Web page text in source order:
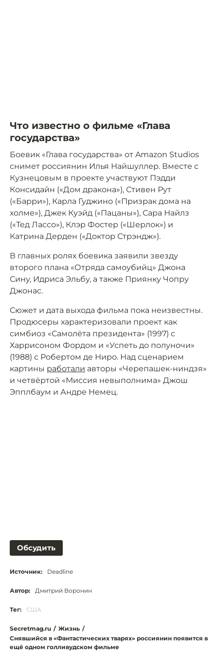
Что известно о фильме «Глава
государства»
Боевик «Глава государства» от Amazon Studios
снимет россиянин Илья Найшуллер. Вместе с
Кузнецовым в проекте участвуют Пэдди
Консидайн («Дом дракона»), Стивен Рут
(«Барри»), Карла Гуджино («Призрак дома на
холме»), Джек Куэйд («Пацаны»), Сара Найлз
(«Тед Лассо»), Клэр Фостер («Шерлок») и
Катрина Дерден («Доктор Стрэндж»).
В главных ролях боевика заявили звезду
второго плана «Отряда самоубийц» Джона
Сину, Идриса Эльбу, а также Приянку Чопру
Джонас.
Сюжет и дата выхода фильма пока неизвестны.
Продюсеры характеризовали проект как
симбиоз «Самолёта президента» (1997) с
Харрисоном Фордом и «Успеть до полуночи»
(1988) с Робертом де Ниро. Над сценарием
картины работали авторы «Черепашек-ниндзя»
и четвёртой «Миссия невыполнима» Джош
Эпплбаум и Андре Немец.
Обсудить
Источник: Deadline
Автор: Дмитрий Воронин
Тег: США
Secretmag.ru / Жизнь /
Снявшийся в «Фантастических тварях» россиянин появится в
ещё одном голливудском фильме